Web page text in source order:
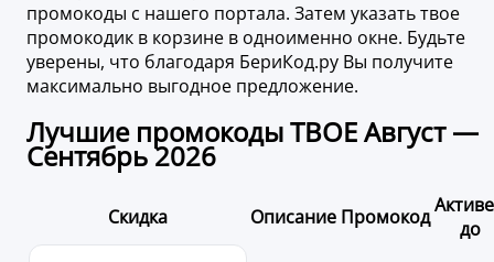
промокоды с нашего портала. Затем указать твое
промокодик в корзине в одноименно окне. Будьте
уверены, что благодаря БериКод.ру Вы получите
максимально выгодное предложение.
Лучшие промокоды ТВОЕ Август —
Сентябрь 2026
Скидка Описание Промокод
до